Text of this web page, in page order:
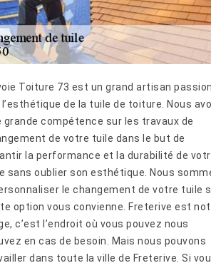
Toiture 73 est un grand artisan
l’esthétique de la tuile de toiture. Nous
grande compétence sur les travaux de
de votre tuile dans le but de
la performance et la durabilité de
sans oublier son esthétique. Nous
le changement de votre tuile
option vous convienne. Freterive est
c’est l’endroit où vous pouvez nous
en cas de besoin. Mais nous pouvons
dans toute la ville de Freterive. Si